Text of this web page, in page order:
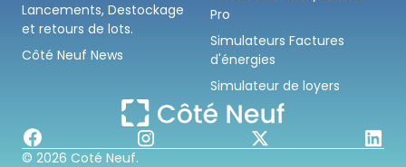
Lancements, Destockage
et retours de lots.
Côté Neuf News
Pro
Simulateurs Factures
d'énergies
Simulateur de loyers
© 2026 Coté Neuf.